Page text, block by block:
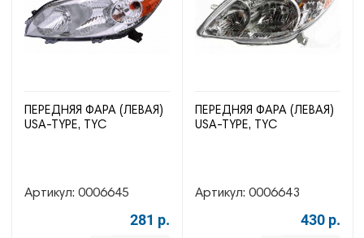
ПЕРЕДНЯЯ ФАРА (ЛЕВАЯ)
USA-TYPE, TYC
Артикул: 0006645
281 р.
ПЕРЕДНЯЯ ФАРА (ЛЕВАЯ)
USA-TYPE, TYC
Артикул: 0006643
430 р.